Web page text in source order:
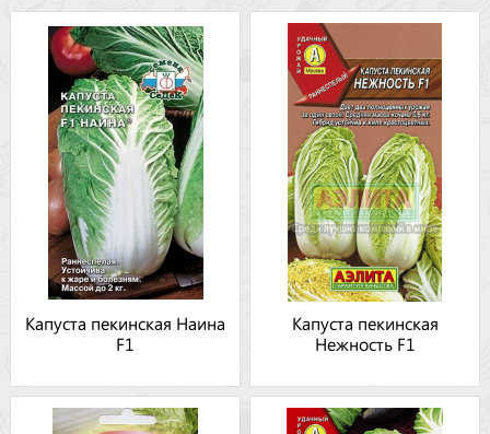
Капуста пекинская Наина
F1
Капуста пекинская
Нежность F1